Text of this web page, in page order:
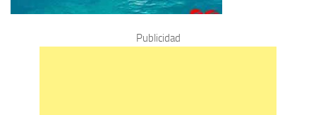
Publicidad